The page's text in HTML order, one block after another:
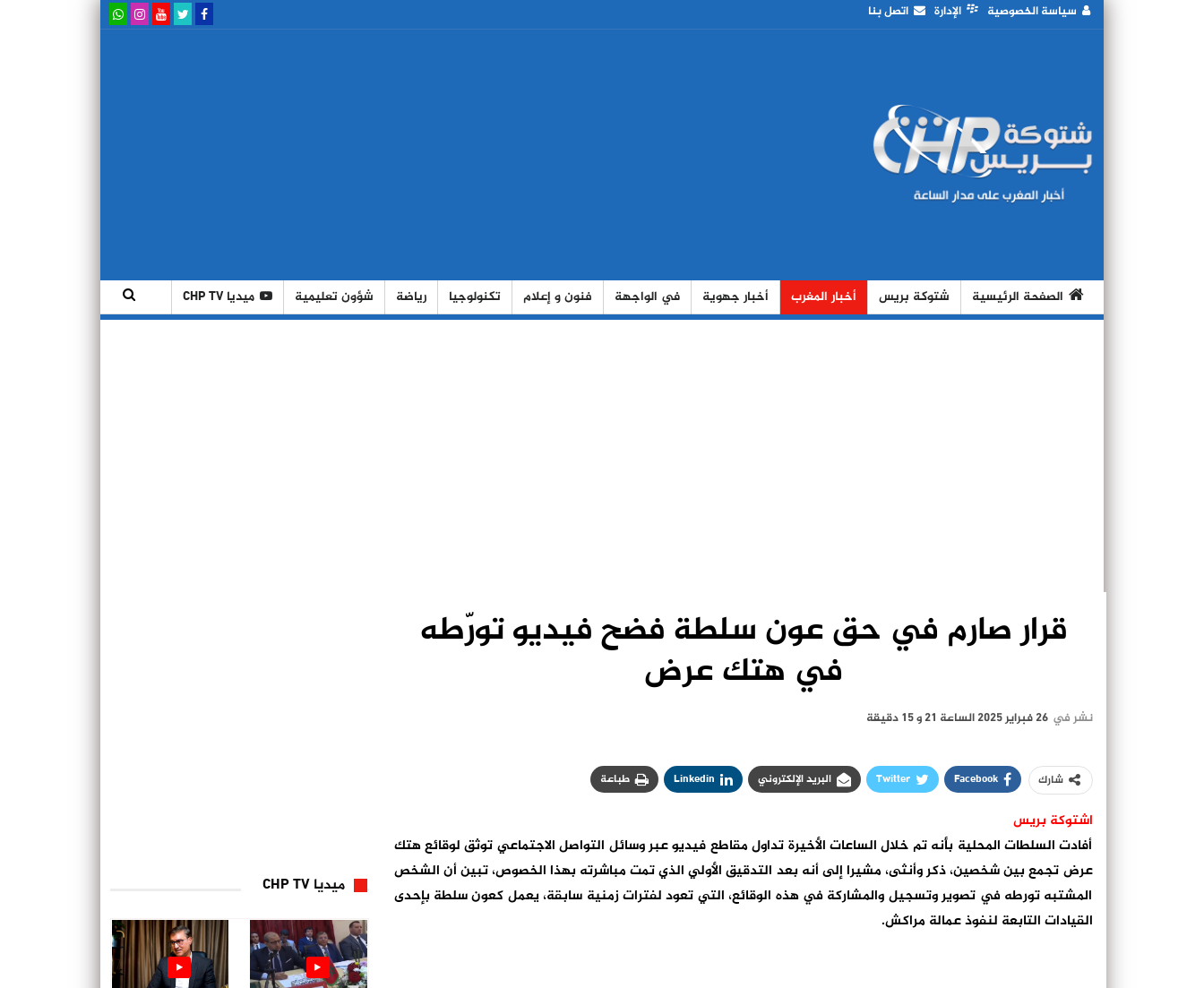
سياسة الخصوصية الإدارة اتصل بنا
الصفحة الرئيسية شتوكة بريس أخبار المغرب أخبار جهوية في الواجهة فنون و إعلام تكنولوجيا رياضة شؤون تعليمية ميديا CHP TV
قرار صارم في حق عون سلطة فضح فيديو تورّطه
في هتك عرض
نشر في 26 فبراير 2025 الساعة 21 و 15 دقيقة
شارك Facebook
Twitter البريد الإلكتروني Linkedin طباعة
اشتوكة بريس
أفادت السلطات المحلية بأنه تم خلال الساعات الأخيرة تداول مقاطع فيديو عبر وسائل التواصل الاجتماعي توثق لوقائع هتك
عرض تجمع بين شخصين، ذكر وأنثى، مشيرا إلى أنه بعد التدقيق الأولي الذي تمت مباشرته بهذا الخصوص، تبين أن الشخص
المشتبه تورطه في تصوير وتسجيل والمشاركة في هذه الوقائع، التي تعود لفترات زمنية سابقة، يعمل كعون سلطة بإحدى
القيادات التابعة لنفوذ عمالة مراكش.
ميديا CHP TV